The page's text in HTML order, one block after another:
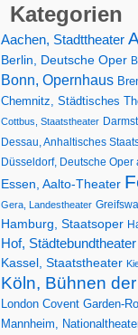
Kategorien
Aachen, Stadttheater
Berlin, Deutsche Oper
Bonn, Opernhaus
Chemnitz, Städtisches
Cottbus, Staatstheater
Dessau, Anhaltisches
Düsseldorf, Deutsche Oper
Essen, Aalto-Theater
Gera, Landestheater
Hamburg, Staatsoper
Hof, Städtebundtheater
Kassel, Staatstheater
Köln, Bühnen
London Covent Garden-
Mannheim,